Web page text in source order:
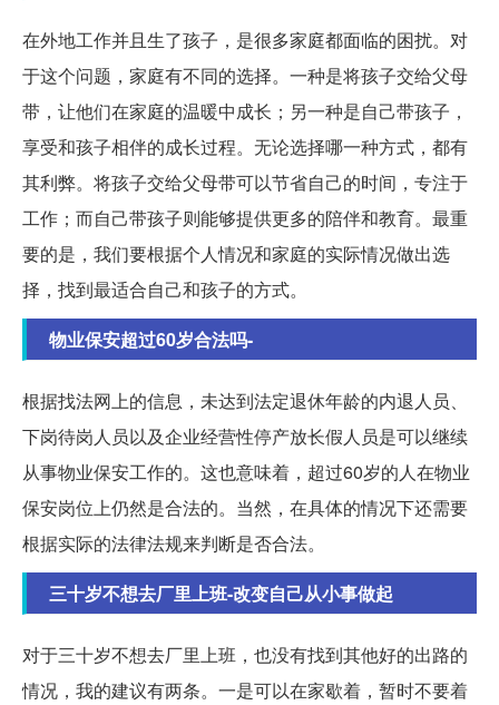
在外地工作并且生了孩子，是很多家庭都面临的困扰。对
于这个问题，家庭有不同的选择。一种是将孩子交给父母
带，让他们在家庭的温暖中成长；另一种是自己带孩子，
享受和孩子相伴的成长过程。无论选择哪一种方式，都有
其利弊。将孩子交给父母带可以节省自己的时间，专注于
工作；而自己带孩子则能够提供更多的陪伴和教育。最重
要的是，我们要根据个人情况和家庭的实际情况做出选
择，找到最适合自己和孩子的方式。
物业保安超过60岁合法吗-
根据找法网上的信息，未达到法定退休年龄的内退人员、
下岗待岗人员以及企业经营性停产放长假人员是可以继续
从事物业保安工作的。这也意味着，超过60岁的人在物业
保安岗位上仍然是合法的。当然，在具体的情况下还需要
根据实际的法律法规来判断是否合法。
三十岁不想去厂里上班-改变自己从小事做起
对于三十岁不想去厂里上班，也没有找到其他好的出路的
情况，我的建议有两条。一是可以在家歇着，暂时不要着